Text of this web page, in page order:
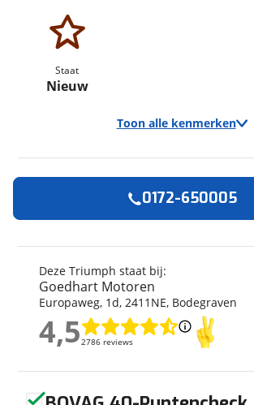
Staat
Nieuw
Toon alle kenmerken
Merk
Triumph
Model
Bouwjaar
Modeljaar
2026
Categorie
AllRoad
A rijbewijs
Soort voertuig
Motor
Nieuw of occasion
Nieuw
Deze Triumph staat bij:
Goedhart Motoren
Europaweg, 1d, 2411NE, Bodegraven
4,52786 reviews
4,52786 reviews
0172-650005